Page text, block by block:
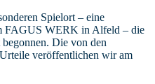
Spielort – eine
FAGUS WERK in Alfeld – die
Die von den
veröffentlichen wir am